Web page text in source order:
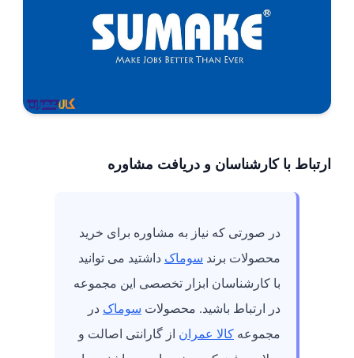
ارتباط با کارشناسان و دریافت مشاوره
در صورتی که نیاز به مشاوره برای خرید
محصولات برند سوماک داشتید می توانید
با کارشناسان ابزار تخصصی این مجموعه
در ارتباط باشید. محصولات سوماک در
مجموعه کالا عمران از گارانتی اصالت و